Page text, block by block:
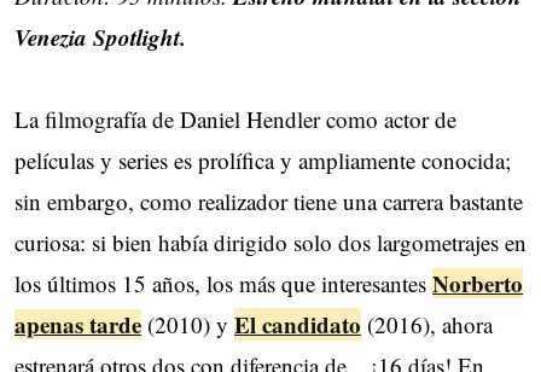
Venezia Spotlight.
La filmografía de Daniel Hendler como actor de
películas y series es prolífica y ampliamente conocida;
sin embargo, como realizador tiene una carrera bastante
curiosa: si bien había dirigido solo dos largometrajes en
los últimos 15 años, los más que interesantes Norberto
apenas tarde (2010) y El candidato (2016), ahora
estrenará otros dos con diferencia de... ¡16 días! En